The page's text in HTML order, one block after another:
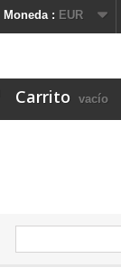
Moneda : EUR
Carrito vacío